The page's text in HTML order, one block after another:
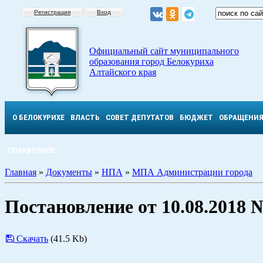
Регистрация Вход
Официальный сайт муниципального
образования город Белокуриха
Алтайского края
О БЕЛОКУРИХЕ ВЛАСТЬ СОВЕТ ДЕПУТАТОВ БЮДЖЕТ ОБРАЩЕНИЯ
СПРАВОЧНОЕ
Главная » Документы » НПА » МПА Администрации города
Постановление от 10.08.2018
Скачать (41.5 Kb)